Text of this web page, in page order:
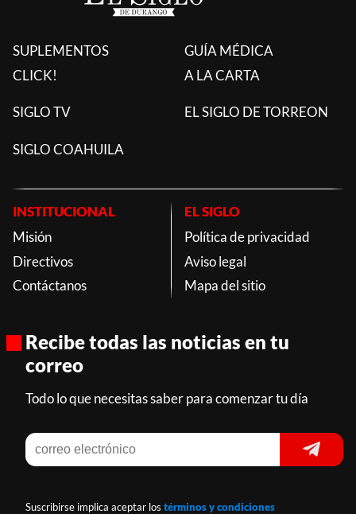
SUPLEMENTOS
CLICK!
GUÍA MÉDICA
A LA CARTA
SIGLO TV EL SIGLO DE TORREON
SIGLO COAHUILA
INSTITUCIONAL
Misión
Directivos
Contáctanos
EL SIGLO
Política de privacidad
Aviso legal
Mapa del sitio
Recibe todas las noticias en tu
correo
Todo lo que necesitas saber para comenzar tu día
Suscribirse implica aceptar los términos y condiciones